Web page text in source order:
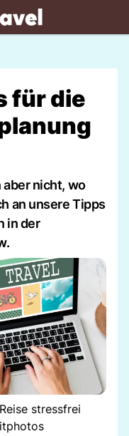
für die
nicht, wo
an unsere Tipps
in der
stressfrei